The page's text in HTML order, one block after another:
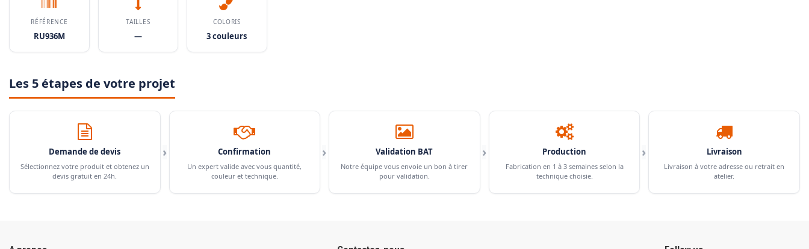
RÉFÉRENCE
RU936M
TAILLES
—
COLORIS
3 couleurs
Les 5 étapes de votre projet
Demande de devis
Sélectionnez votre produit et obtenez un
devis gratuit en 24h.
› Confirmation
Un expert valide avec vous quantité,
couleur et technique.
› Validation BAT
Notre équipe vous envoie un bon à tirer
pour validation.
› Production
Fabrication en 1 à 3 semaines selon la
technique choisie.
› Livraison
Livraison à votre adresse ou retrait en
atelier.